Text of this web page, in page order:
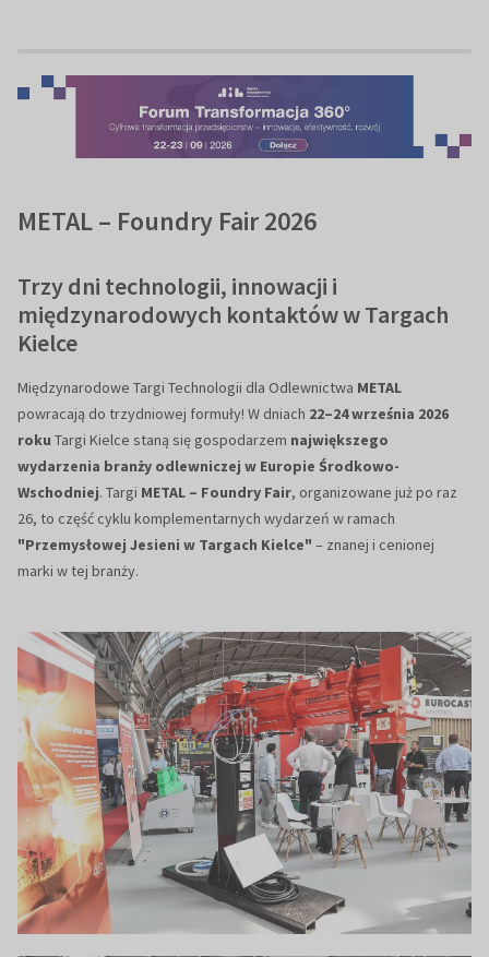
METAL – Foundry Fair 2026
Trzy dni technologii, innowacji i
międzynarodowych kontaktów w Targach
Kielce
Międzynarodowe Targi Technologii dla Odlewnictwa METAL
powracają do trzydniowej formuły! W dniach 22–24 września 2026
roku Targi Kielce staną się gospodarzem największego
wydarzenia branży odlewniczej w Europie Środkowo-
Wschodniej. Targi METAL – Foundry Fair, organizowane już po raz
26, to część cyklu komplementarnych wydarzeń w ramach
"Przemysłowej Jesieni w Targach Kielce" – znanej i cenionej
marki w tej branży.